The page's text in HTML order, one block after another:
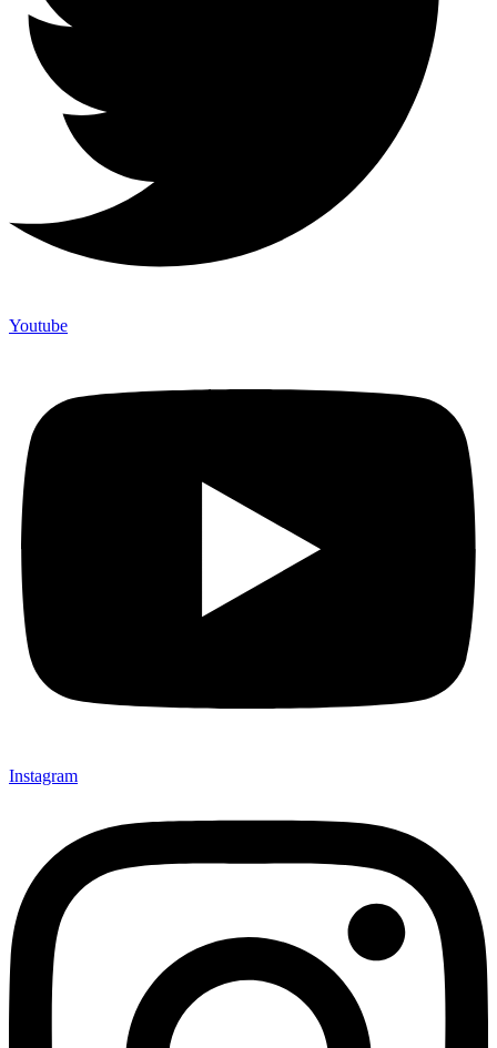
Youtube
Instagram